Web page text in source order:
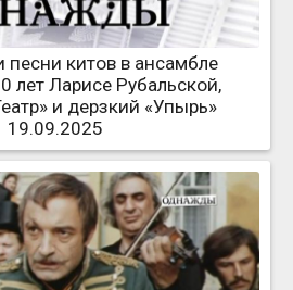
песни китов в ансамбле
лет Ларисе Рубальской,
и дерзкий «Упырь»
19.09.2025